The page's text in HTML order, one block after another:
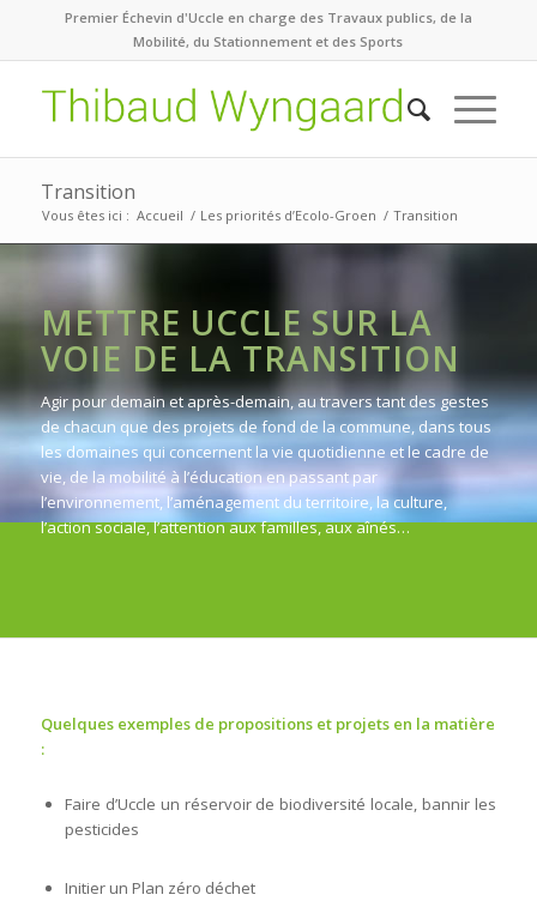
Premier Échevin d'Uccle en charge des Travaux publics, de la
Mobilité, du Stationnement et des Sports
Transition
Vous êtes ici : Accueil / Les priorités d’Ecolo-Groen / Transition
METTRE UCCLE SUR LA
VOIE DE LA TRANSITION
Agir pour demain et après-demain, au travers tant des gestes
de chacun que des projets de fond de la commune, dans tous
les domaines qui concernent la vie quotidienne et le cadre de
vie, de la mobilité à l’éducation en passant par
l’environnement, l’aménagement du territoire, la culture,
l’action sociale, l’attention aux familles, aux aînés…
Quelques exemples de propositions et projets en la matière
:
Faire d’Uccle un réservoir de biodiversité locale, bannir les
pesticides
Initier un Plan zéro déchet